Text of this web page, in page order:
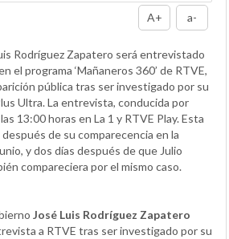
A+ a-
Rodríguez Zapatero será entrevistado
el programa ‘Mañaneros 360’ de RTVE,
pública tras ser investigado por su
Ultra. La entrevista, conducida por
13:00 horas en La 1 y RTVE Play. Esta
de su comparecencia en la
y dos días después de que Julio
compareciera por el mismo caso.
José Luis Rodríguez Zapatero
a RTVE tras ser investigado por su